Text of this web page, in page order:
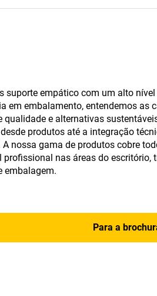
suporte empático com um alto
em embalamento, entendemos as
qualidade e alternativas
produtos até a integração
nossa gama de produtos cobre
profissional nas áreas do escritório,
embalagem.
Para a